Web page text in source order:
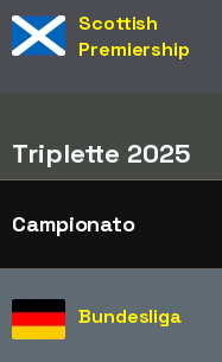
Scottish
Premiership
Triplette 2025
Campionato
Bundesliga